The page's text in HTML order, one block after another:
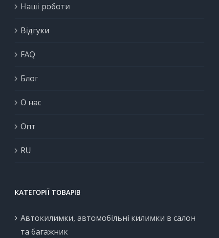
Наші роботи
Відгуки
FAQ
Блог
О нас
Опт
RU
КАТЕГОРІЇ ТОВАРІВ
Автокилимки, автомобільні килимки в салон
та багажник